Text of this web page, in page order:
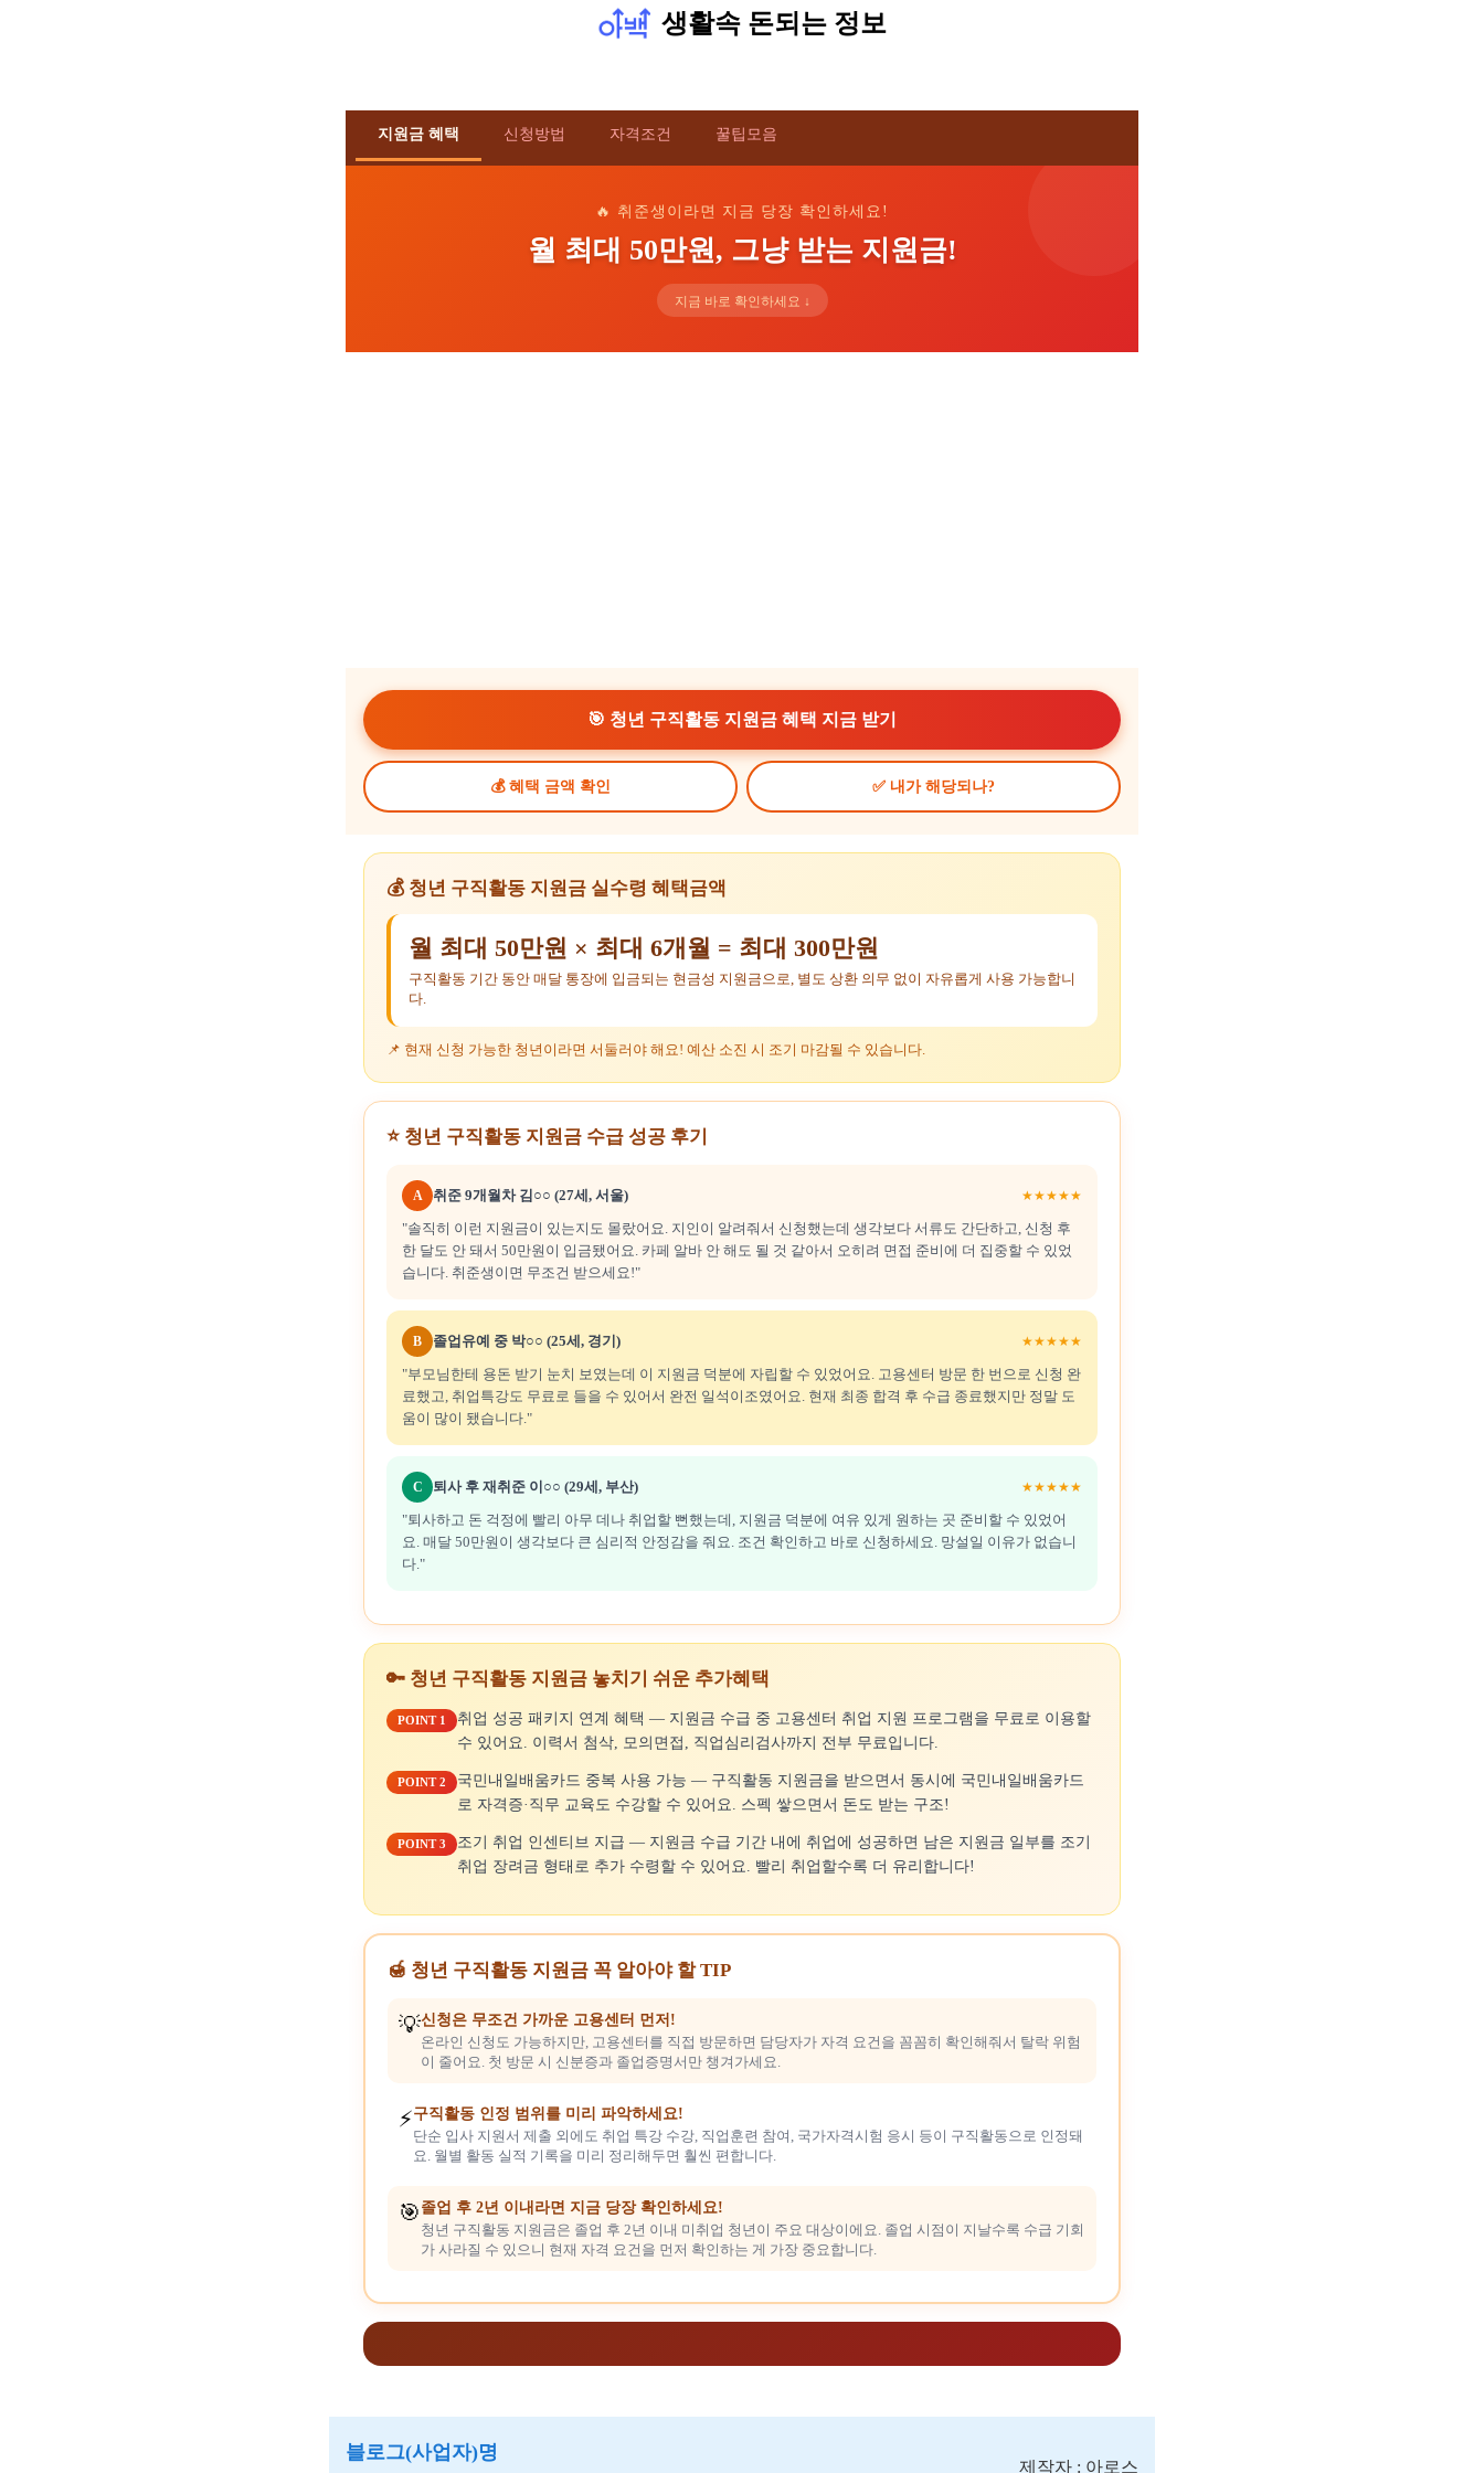
생활속 돈되는 정보
지원금 혜택 신청방법 자격조건 꿀팁모음
🔥 취준생이라면 지금 당장 확인하세요!
월 최대 50만원, 그냥 받는 지원금!
지금 바로 확인하세요 ↓
🎯 청년 구직활동 지원금 혜택 지금 받기
💰 혜택 금액 확인 ✅ 내가 해당되나?
💰 청년 구직활동 지원금 실수령 혜택금액
월 최대 50만원 × 최대 6개월 = 최대 300만원
구직활동 기간 동안 매달 통장에 입금되는 현금성 지원금으로, 별도 상환 의무 없이 자유롭게 사용 가능합니
다.
📌 현재 신청 가능한 청년이라면 서둘러야 해요! 예산 소진 시 조기 마감될 수 있습니다.
⭐ 청년 구직활동 지원금 수급 성공 후기
A 취준 9개월차 김○○ (27세, 서울) ★★★★★
"솔직히 이런 지원금이 있는지도 몰랐어요. 지인이 알려줘서 신청했는데 생각보다 서류도 간단하고, 신청 후
한 달도 안 돼서 50만원이 입금됐어요. 카페 알바 안 해도 될 것 같아서 오히려 면접 준비에 더 집중할 수 있었
습니다. 취준생이면 무조건 받으세요!"
B 졸업유예 중 박○○ (25세, 경기) ★★★★★
"부모님한테 용돈 받기 눈치 보였는데 이 지원금 덕분에 자립할 수 있었어요. 고용센터 방문 한 번으로 신청 완
료했고, 취업특강도 무료로 들을 수 있어서 완전 일석이조였어요. 현재 최종 합격 후 수급 종료했지만 정말 도
움이 많이 됐습니다."
C 퇴사 후 재취준 이○○ (29세, 부산) ★★★★★
"퇴사하고 돈 걱정에 빨리 아무 데나 취업할 뻔했는데, 지원금 덕분에 여유 있게 원하는 곳 준비할 수 있었어
요. 매달 50만원이 생각보다 큰 심리적 안정감을 줘요. 조건 확인하고 바로 신청하세요. 망설일 이유가 없습니
다."
🔑 청년 구직활동 지원금 놓치기 쉬운 추가혜택
POINT 1
취업 성공 패키지 연계 혜택 — 지원금 수급 중 고용센터 취업 지원 프로그램을 무료로 이용할
수 있어요. 이력서 첨삭, 모의면접, 직업심리검사까지 전부 무료입니다.
POINT 2
국민내일배움카드 중복 사용 가능 — 구직활동 지원금을 받으면서 동시에 국민내일배움카드
로 자격증·직무 교육도 수강할 수 있어요. 스펙 쌓으면서 돈도 받는 구조!
POINT 3
조기 취업 인센티브 지급 — 지원금 수급 기간 내에 취업에 성공하면 남은 지원금 일부를 조기
취업 장려금 형태로 추가 수령할 수 있어요. 빨리 취업할수록 더 유리합니다!
🍯 청년 구직활동 지원금 꼭 알아야 할 TIP
💡신청은 무조건 가까운 고용센터 먼저!
온라인 신청도 가능하지만, 고용센터를 직접 방문하면 담당자가 자격 요건을 꼼꼼히 확인해줘서 탈락 위험
이 줄어요. 첫 방문 시 신분증과 졸업증명서만 챙겨가세요.
⚡구직활동 인정 범위를 미리 파악하세요!
단순 입사 지원서 제출 외에도 취업 특강 수강, 직업훈련 참여, 국가자격시험 응시 등이 구직활동으로 인정돼
요. 월별 활동 실적 기록을 미리 정리해두면 훨씬 편합니다.
🎯 졸업 후 2년 이내라면 지금 당장 확인하세요!
청년 구직활동 지원금은 졸업 후 2년 이내 미취업 청년이 주요 대상이에요. 졸업 시점이 지날수록 수급 기회
가 사라질 수 있으니 현재 자격 요건을 먼저 확인하는 게 가장 중요합니다.
블로그(사업자)명
제작자 : 아로스